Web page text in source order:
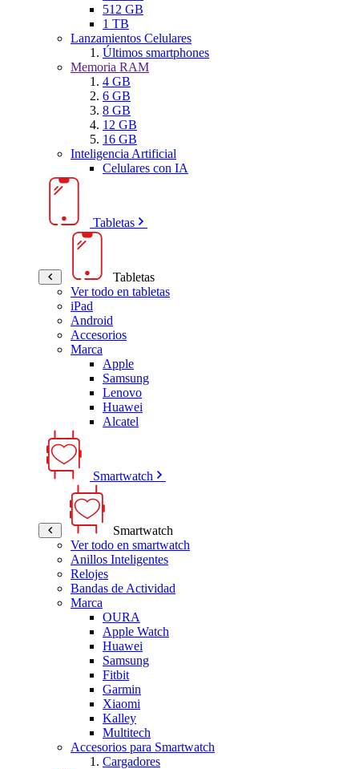
512 GB
1 TB
Lanzamientos Celulares
Últimos smartphones
Memoria RAM
4 GB
6 GB
8 GB
12 GB
16 GB
Inteligencia Artificial
Celulares con IA
Tabletas
Tabletas
Ver todo en tabletas
iPad
Android
Accesorios
Marca
Apple
Samsung
Lenovo
Huawei
Alcatel
Smartwatch
Smartwatch
Ver todo en smartwatch
Anillos Inteligentes
Relojes
Bandas de Actividad
Marca
OURA
Apple Watch
Huawei
Samsung
Fitbit
Garmin
Xiaomi
Kalley
Multitech
Accesorios para Smartwatch
Cargadores